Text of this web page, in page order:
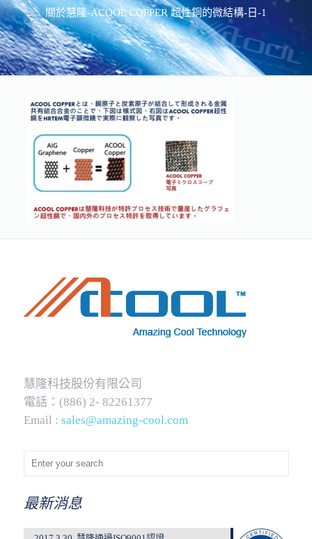
關於慧隆-ACOOL COPPER 超性銅的微結構-日-1
慧隆科技股份有限公司
電話：(886) 2- 82261377
Email : sales@amazing-cool.com
最新消息